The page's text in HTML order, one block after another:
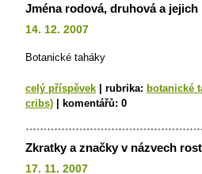
Jména rodová, druhová a
14. 12. 2007
Botanické taháky
celý příspěvek rubrika: botanické
cribs)
komentářů: 0
Zkratky a značky v názvech
17. 11. 2007